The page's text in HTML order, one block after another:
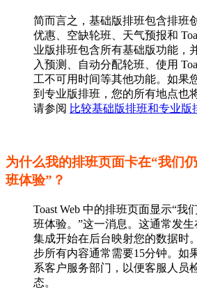
简而言之，基础版排班包含排班
优惠、空缺轮班、天气预报和
业版排班包含所有基础版功能，
入预测、自动分配轮班、使用
工不可用时间等其他功能。如果
到专业版排班，您的所有地点也
请参阅 比较基础版排班和专业版
为什么我的排班页面卡在“我们
班体验”？
Toast Web 中的排班页面显示“我
班体验。”这一消息。这通常发生
集成开始在后台映射您的数据时
步所有内容通常需要15分钟。如
系客户服务部门，以便客服人员
态。